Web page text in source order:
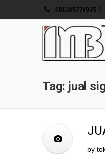
081385776935 /
Tag: jual
by